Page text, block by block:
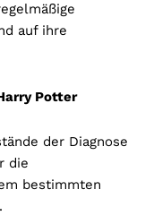
auf ihre
Potter
der Diagnose
die
bestimmten